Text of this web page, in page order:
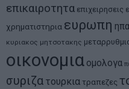
επικαιροτητα επιχειρησεις
χρηματιστηρια ευρωπη ηπα
κυριακος μητσοτακης
οικονομια ομολογα
συριζα τουρκια τραπεζες